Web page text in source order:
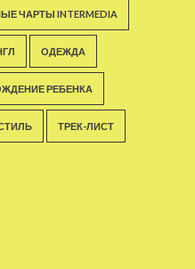
ЧАРТЫ INTERMEDIA
ОДЕЖДА
РЕБЕНКА
ТРЕК-ЛИСТ